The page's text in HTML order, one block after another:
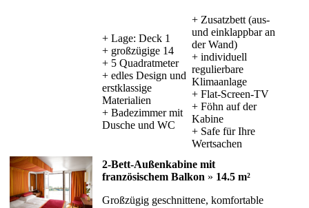
+ Lage: Deck 1
+ großzügige 14
+ 5 Quadratmeter
+ edles Design und
erstklassige
Materialien
+ Badezimmer mit
Dusche und WC
+ Zusatzbett (aus-
und einklappbar an
der Wand)
+ individuell
regulierbare
Klimaanlage
+ Flat-Screen-TV
+ Föhn auf der
Kabine
+ Safe für Ihre
Wertsachen
2-Bett-Außenkabine mit
französischem Balkon » 14.5 m²
Großzügig geschnittene, komfortable